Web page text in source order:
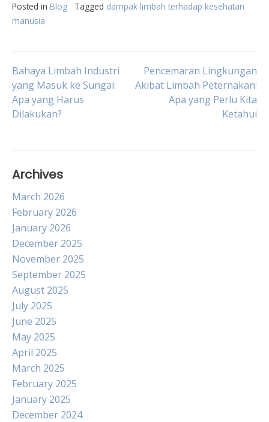
Posted in Blog Tagged dampak limbah terhadap kesehatan
manusia
Post
navigation
Bahaya Limbah Industri
yang Masuk ke Sungai:
Apa yang Harus
Dilakukan?
Pencemaran Lingkungan
Akibat Limbah Peternakan:
Apa yang Perlu Kita
Ketahui
Archives
March 2026
February 2026
January 2026
December 2025
November 2025
September 2025
August 2025
July 2025
June 2025
May 2025
April 2025
March 2025
February 2025
January 2025
December 2024